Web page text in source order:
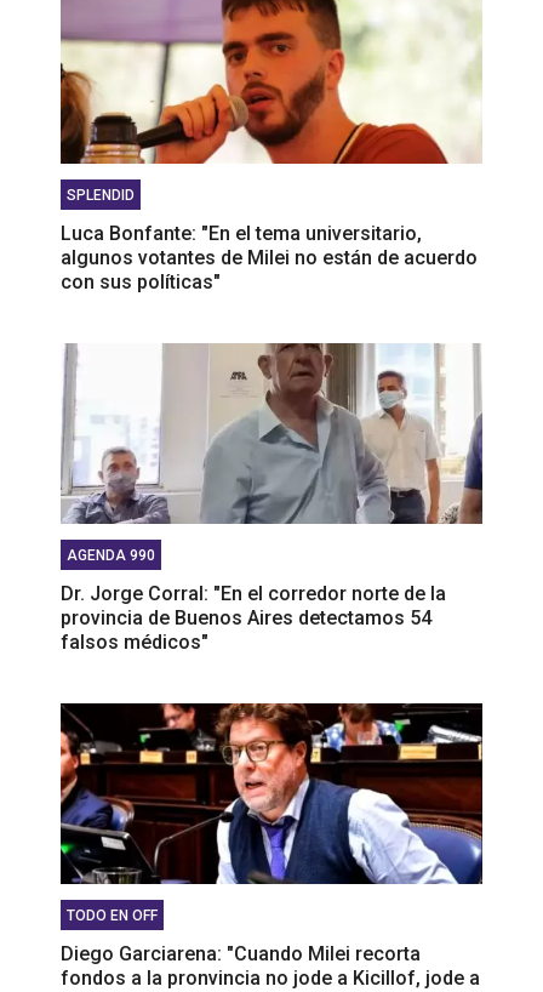
SPLENDID
Luca Bonfante: "En el tema universitario,
algunos votantes de Milei no están de acuerdo
con sus políticas"
AGENDA 990
Dr. Jorge Corral: "En el corredor norte de la
provincia de Buenos Aires detectamos 54
falsos médicos"
TODO EN OFF
Diego Garciarena: "Cuando Milei recorta
fondos a la pronvincia no jode a Kicillof, jode a